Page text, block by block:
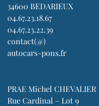
34600 BEDARIEUX
04.67.23.18.67
04.67.23.22.39
contact(@)
autocars-pons.fr
PRAE Michel CHEVALIER
Rue Cardinal – Lot 9